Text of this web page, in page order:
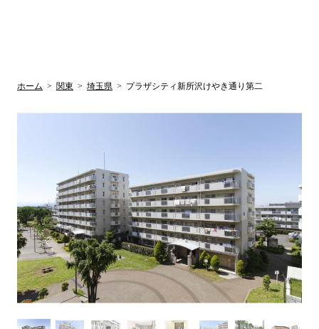
ホーム > 関東 > 埼玉県 > プラザシティ新所沢けやき通り第二